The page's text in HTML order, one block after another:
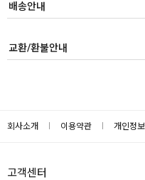
배송안내
교환/환불안내
회사소개 이용약관 개인정
고객센터